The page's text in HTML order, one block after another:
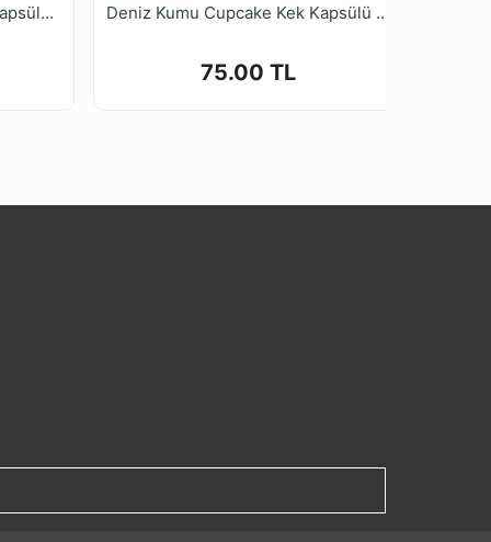
Retro 3 Renk Cupcake Kek Kapsülü 15 Adet Deniz Kumu Cupcake Kek Kapsülü 15 Adet
75.00 TL